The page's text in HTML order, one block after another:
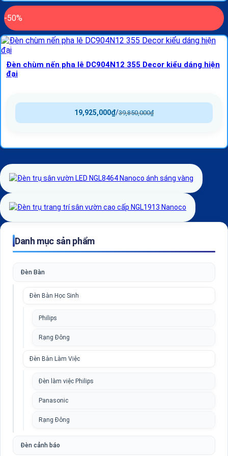
-50%
Đèn chùm nến pha lê DC904N12 355 Decor kiểu dáng hiện
đại
39,850,000₫
/
19,925,000₫
Danh mục sản phẩm
Đèn Bàn
Đèn Bàn Học Sinh
Philips
Rạng Đông
Đèn Bàn Làm Việc
Đèn làm việc Philips
Panasonic
Rạng Đông
Đèn cảnh báo